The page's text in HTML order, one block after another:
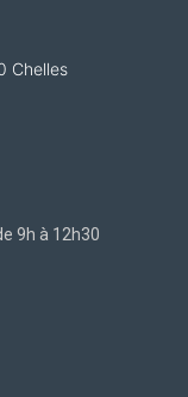
Chelles
9h à 12h30